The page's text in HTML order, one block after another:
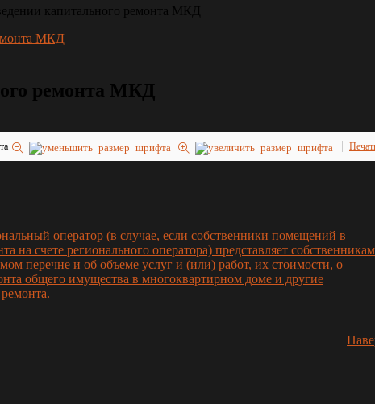
капитального ремонта МКД
ремонта МКД
оператор (в случае, если собственники помещений в
счете регионального оператора) представляет собственникам
перечне и об объеме услуг и (или) работ, их стоимости, о
общего имущества в многоквартирном доме и другие